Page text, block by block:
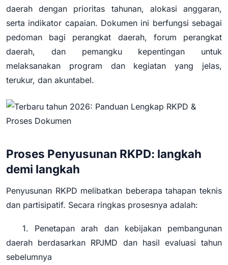
daerah dengan prioritas tahunan, alokasi anggaran,
serta indikator capaian. Dokumen ini berfungsi sebagai
pedoman bagi perangkat daerah, forum perangkat
daerah, dan pemangku kepentingan untuk
melaksanakan program dan kegiatan yang jelas,
terukur, dan akuntabel.
Proses Penyusunan RKPD: langkah
demi langkah
Penyusunan RKPD melibatkan beberapa tahapan teknis
dan partisipatif. Secara ringkas prosesnya adalah:
1. Penetapan arah dan kebijakan pembangunan
daerah berdasarkan RPJMD dan hasil evaluasi tahun
sebelumnya